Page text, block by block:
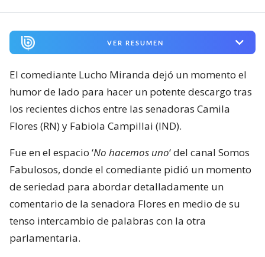
VER RESUMEN
El comediante Lucho Miranda dejó un momento el
humor de lado para hacer un potente descargo tras
los recientes dichos entre las senadoras Camila
Flores (RN) y Fabiola Campillai (IND).
Fue en el espacio ‘No hacemos uno‘ del canal Somos
Fabulosos, donde el comediante pidió un momento
de seriedad para abordar detalladamente un
comentario de la senadora Flores en medio de su
tenso intercambio de palabras con la otra
parlamentaria.